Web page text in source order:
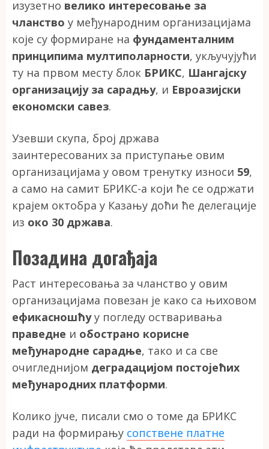
изузетно велико интересовање за
чланство у међународним организацијама
које су формиране на фундаменталним
принципима мултиполарности, укључујући
ту на првом месту блок БРИКС, Шангајску
организацију за сарадњу, и Евроазијски
економски савез.
Узевши скупа, број држава
заинтересованих за приступање овим
организацијама у овом тренутку износи 59,
а само на самит БРИКС-а који ће се одржати
крајем октобра у Казању доћи ће делегације
из око 30 држава.
Позадина догађаја
Раст интересовања за чланство у овим
организацијама повезан је како са њиховом
ефикасношћуу погледу остваривања
праведне и обострано корисне
међународне сарадње, тако и са све
очигледнијом деградацијом постојећих
међународних платформи.
Колико јуче, писали смо о томе да БРИКС
ради на формирању сопствене платне